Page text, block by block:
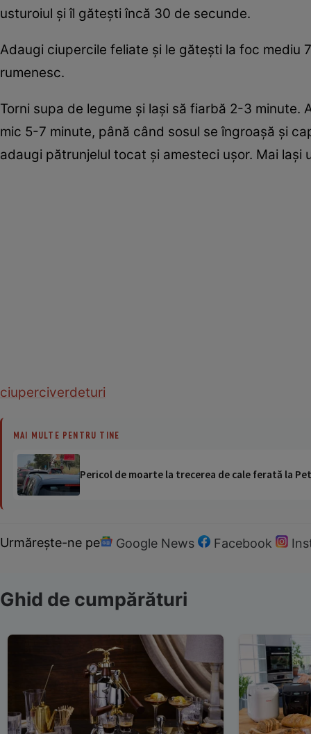
usturoiul și îl gătești încă 30 de secunde.
Adaugi ciupercile feliate și le gătești la foc mediu
rumenesc.
Torni supa de legume și lași să fiarbă 2-3
mic 5-7 minute, până când sosul se îngroașă și
adaugi pătrunjelul tocat și amesteci ușor. Mai lași
ciuperciverdeturi
MAI MULTE PENTRU TINE
Pericol de moarte la trecerea de cale ferată la
Urmărește-ne pe Google News Facebook
Ghid de cumpărături